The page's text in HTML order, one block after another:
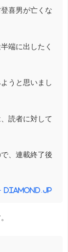
喜男が亡くな
端に出したく
うと思いまし
読者に対して
、連載終了後
diamond.jp